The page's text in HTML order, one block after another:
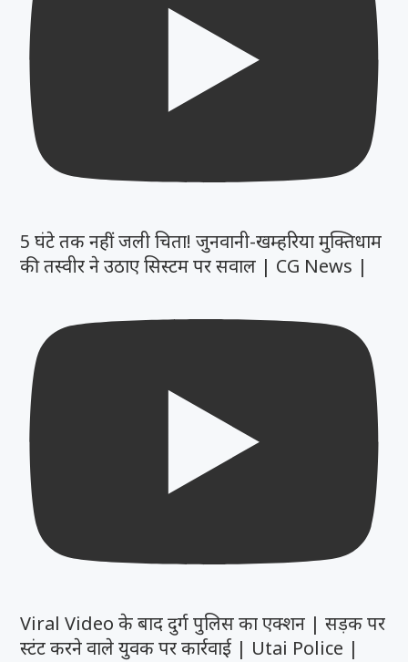
5 घंटे तक नहीं जली चिता! जुनवानी-खम्हरिया मुक्तिधाम
की तस्वीर ने उठाए सिस्टम पर सवाल | CG News |
Viral Video के बाद दुर्ग पुलिस का एक्शन | सड़क पर
स्टंट करने वाले युवक पर कार्रवाई | Utai Police |